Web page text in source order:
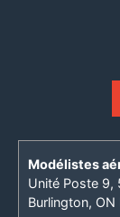
Modélistes
Unité Poste 9,
Burlington, ON